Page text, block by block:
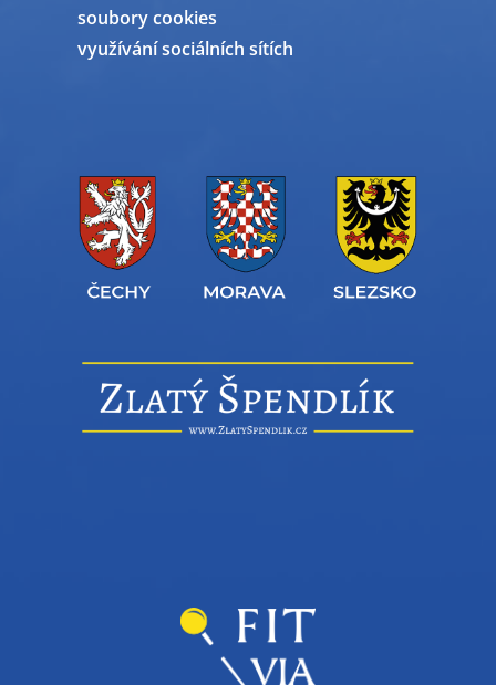
soubory cookies
využívání sociálních sítích